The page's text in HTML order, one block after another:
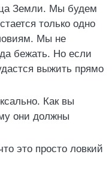
Земли. Мы будем
только одно
Мы не
бежать. Но если
выжить прямо
Как вы
они должны
это просто ловкий